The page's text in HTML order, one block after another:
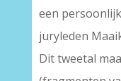
een
juryleden
Dit tweetal